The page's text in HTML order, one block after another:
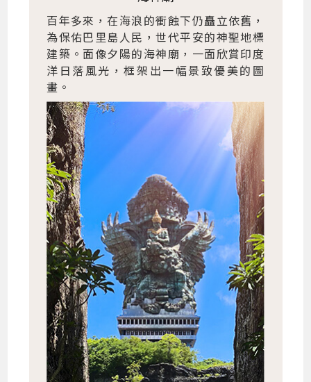
百年多來，在海浪的衝蝕下仍矗立依舊，
為保佑巴里島人民，世代平安的神聖地標
建築。面像夕陽的海神廟，一面欣賞印度
洋日落風光，框架出一幅景致優美的圖
畫。